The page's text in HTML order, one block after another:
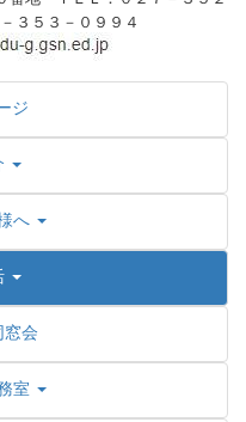
３５３－０９９４
ジ
へ
会
室